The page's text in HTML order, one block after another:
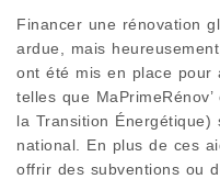
Financer une rénovation
ardue, mais
ont été mis en place pour
telles que
la Transition Énergétique)
national. En plus de ces
offrir des subventions ou